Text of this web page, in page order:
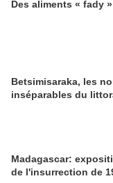
Des aliments « fady
Betsimisaraka, les
inséparables du
Madagascar:
de l'insurrection de